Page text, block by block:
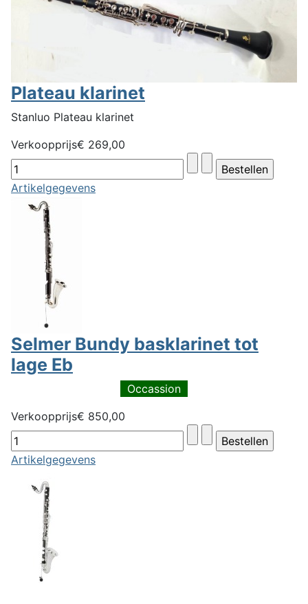
Plateau klarinet
Stanluo Plateau klarinet
Verkoopprijs€ 269,00
Artikelgegevens
Selmer Bundy basklarinet tot
lage Eb
Occassion
Verkoopprijs€ 850,00
Artikelgegevens